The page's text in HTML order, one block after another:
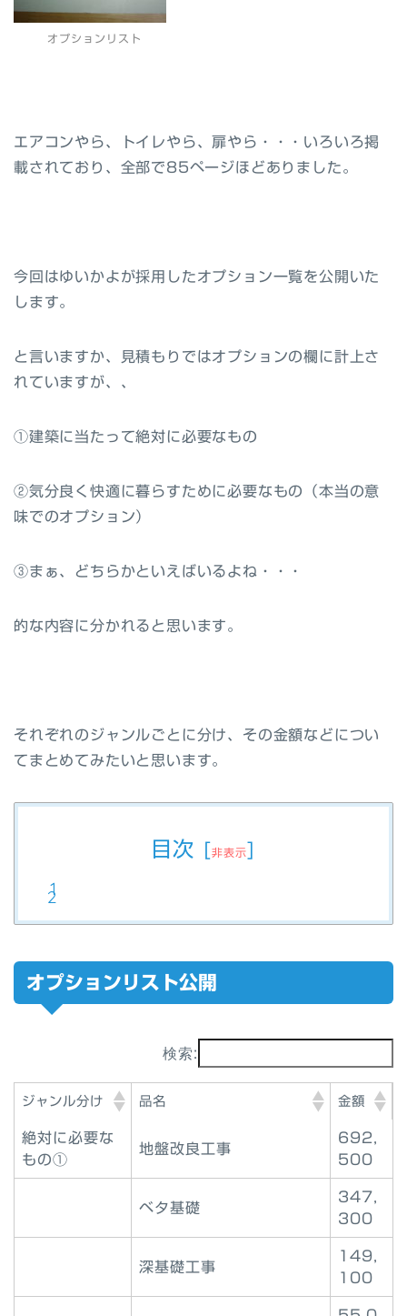
オプションリスト
エアコンやら、トイレやら、扉やら・・・いろいろ掲
載されており、全部で85ページほどありました。
今回はゆいかよが採用したオプション一覧を公開いた
します。
と言いますか、見積もりではオプションの欄に計上さ
れていますが、、
①建築に当たって絶対に必要なもの
②気分良く快適に暮らすために必要なもの（本当の意
味でのオプション）
③まぁ、どちらかといえばいるよね・・・
的な内容に分かれると思います。
それぞれのジャンルごとに分け、その金額などについ
てまとめてみたいと思います。
目次 [非表示]
オプションリスト公開
検索:
ジャンル分け 品名 金額
絶対に必要な
もの①
地盤改良工事
692,
500
ベタ基礎
347,
300
深基礎工事
149,
100